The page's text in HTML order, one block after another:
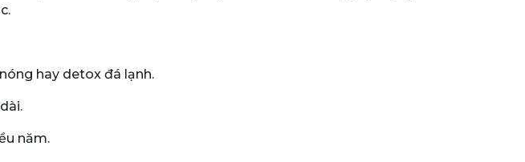
hay detox đá lạnh.
năm.